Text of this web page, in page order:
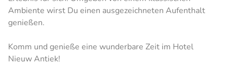
Ambiente wirst Du einen ausgezeichneten Aufenthalt
genießen.
Komm und genieße eine wunderbare Zeit im Hotel
Nieuw Antiek!